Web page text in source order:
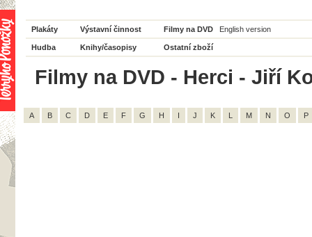
Plakáty Výstavní činnost Filmy na DVD English version
Hudba Knihy/časopisy Ostatní zboží
Filmy na DVD - Herci - Jiří
A B C D E F G H I J K L M N O P